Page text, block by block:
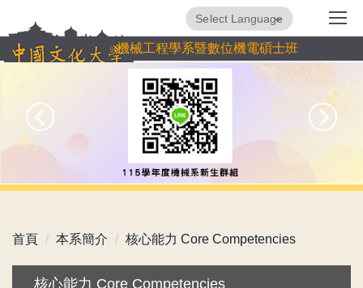
到
主
機械工程學系暨數位機電碩士班
Translate
首頁 本系簡介 核心能力 Core Competencies
核心能力 Core Competencies